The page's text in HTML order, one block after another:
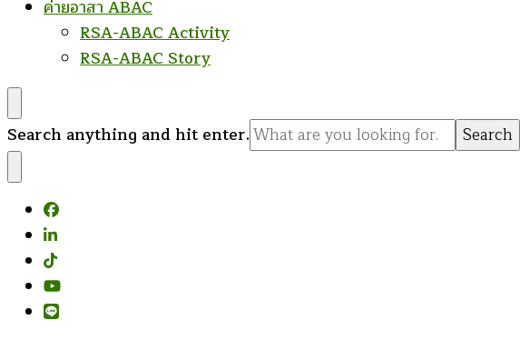
ค่ายอาสา ABAC
RSA-ABAC Activity
RSA-ABAC Story
Looking
for
Something?
Search anything and hit enter.